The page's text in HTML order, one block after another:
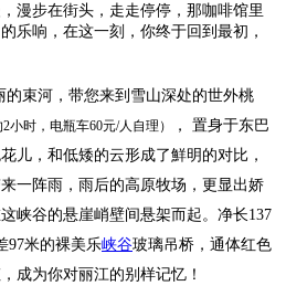
漫步在街头，走走停停，那咖啡馆里
乐响，在这一刻，你终于回到最初，
的束河，带您来到雪山深处的世外桃
2小时，电瓶车60元/人自理） ，
置身于东巴
儿，和低矮的云形成了鮮明的对比，
一阵雨，雨后的高原牧场，更显出娇
峡谷的悬崖峭壁间悬架而起。净长137
97米的裸美乐峡谷玻璃吊桥，通体红色
成为你对丽江的别样记忆！